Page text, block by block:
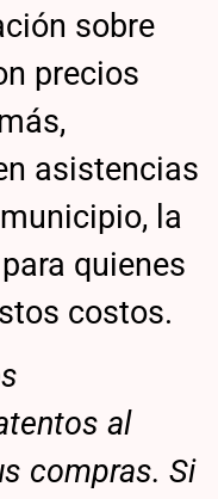
sobre
precios
asistencias
la
quienes
costos.
al
compras. Si